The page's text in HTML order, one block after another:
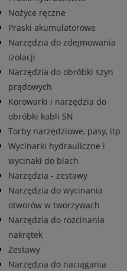
Nożyce ręczne
Praski akumulatorowe
Narzędzia do zdejmowania
izolacji
Narzędzia do obróbki szyn
prądowych
Korowarki i narzędzia do
obróbki kabli SN
Torby narzędziowe, pasy, itp
Wycinarki hydrauliczne i
wycinaki do blach
Narzędzia - zestawy
Narzędzia do wycinania
otworów w tworzywach
Narzędzia do rozcinania
nakrętek
Zestawy
Narzędzia do naciągania